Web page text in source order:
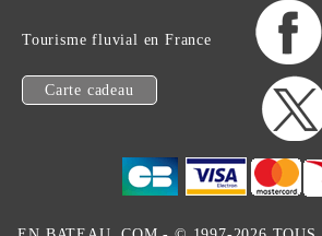
Tourisme fluvial en France
Carte cadeau